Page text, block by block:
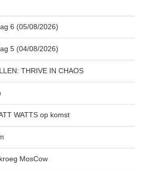
6 (05/08/2026)
5 (04/08/2026)
THRIVE IN CHAOS
WATTS op komst
MosCow